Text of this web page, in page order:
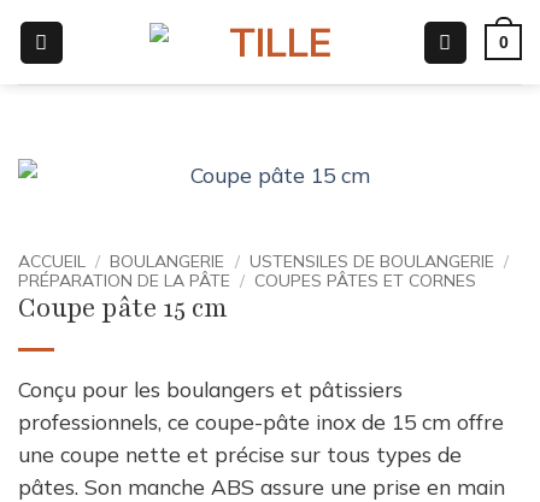
contenu
0
ACCUEIL / BOULANGERIE / USTENSILES DE BOULANGERIE /
PRÉPARATION DE LA PÂTE / COUPES PÂTES ET CORNES
Coupe pâte 15 cm
Conçu pour les boulangers et pâtissiers
professionnels, ce coupe-pâte inox de 15 cm offre
une coupe nette et précise sur tous types de
pâtes. Son manche ABS assure une prise en main